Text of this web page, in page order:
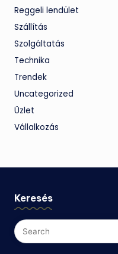
Reggeli lendület
Szállítás
Szolgáltatás
Technika
Trendek
Uncategorized
Üzlet
Vállalkozás
Keresés